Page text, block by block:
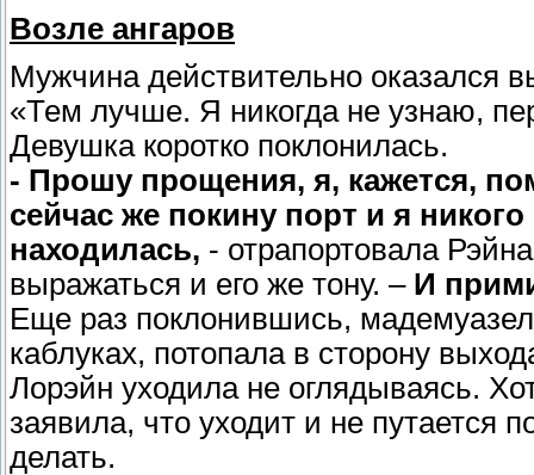
Возле ангаров
Мужчина действительно оказался
«Тем лучше. Я никогда не узнаю,
Девушка коротко поклонилась.
- Прошу прощения, я, кажется,
сейчас же покину порт и я
находилась, - отрапортовала
выражаться и его же тону. – И
Еще раз поклонившись,
каблуках, потопала в сторону
Лорэйн уходила не оглядываясь.
заявила, что уходит и не путается
делать.